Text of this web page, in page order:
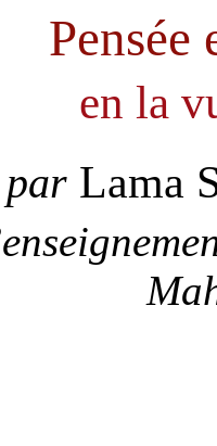
en la
par Lama